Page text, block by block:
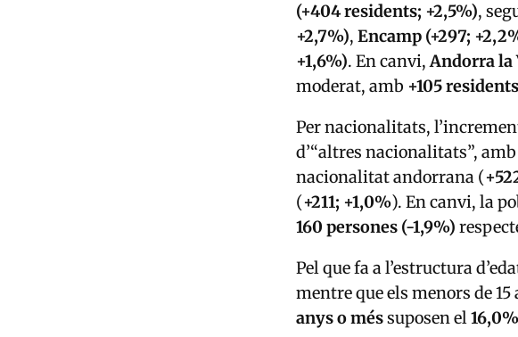
(+404 residents; +2,5%),
+2,7%), Encamp (+297;
+1,6%). En canvi,Andorra la
moderat, amb +105
Per nacionalitats,
d’“altres nacionalitats”, amb
nacionalitat andorrana (
(+211; +1,0%). En canvi, la
160 persones (-1,9%)
Pel que fa a l’estructura
mentre que els menors de
anys o méssuposen el16,0%